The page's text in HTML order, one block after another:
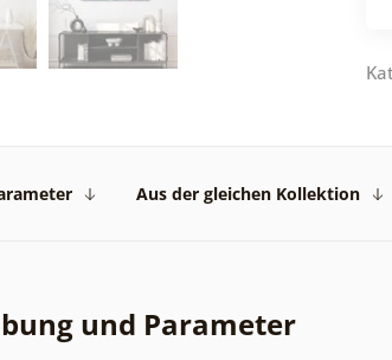
Aus der gleichen Kollektion
und Parameter